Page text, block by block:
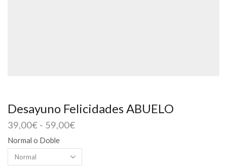
Desayuno Felicidades ABUELO
39,00€ - 59,00€Rango
precios:
desde
Normal o Doble